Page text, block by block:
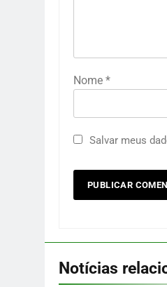
Nome *
Salvar meus
Notícias